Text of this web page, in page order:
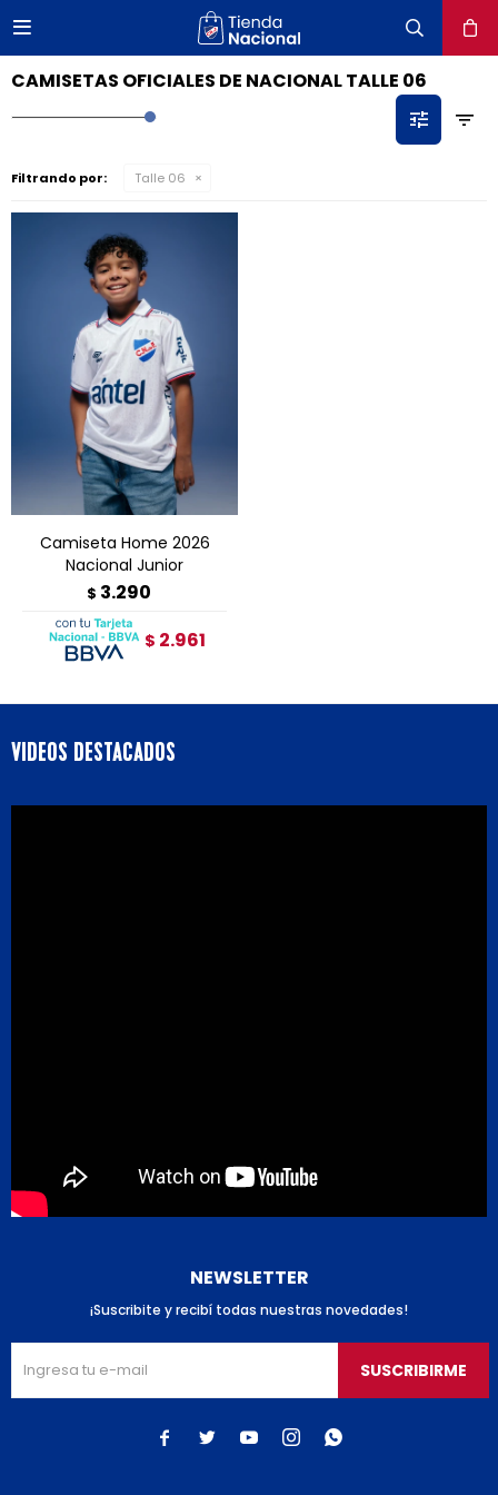

CAMISETAS OFICIALES DE NACIONAL TALLE 06
Filtrando por: Talle 06
Camiseta Home 2026
Nacional Junior
$ 3.290
$ 2.961
VIDEOS DESTACADOS
NEWSLETTER
¡Suscribite y recibí todas nuestras novedades!
SUSCRIBIRME
    
close